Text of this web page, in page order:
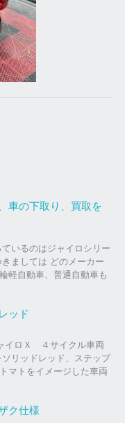
車の下取り、買取を
いるのはジャイロシリー
ましては どのメーカー
軽自動車、普通自動車も
ッド
ロＸ ４サイクル車両
リッドレッド、ステップ
マトをイメージした車両
ク仕様